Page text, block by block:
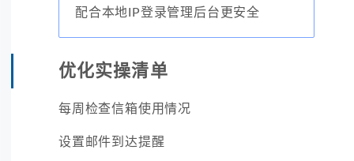
配合本地IP登录管理后台更安全
优化实操清单
每周检查信箱使用情况
设置邮件到达提醒